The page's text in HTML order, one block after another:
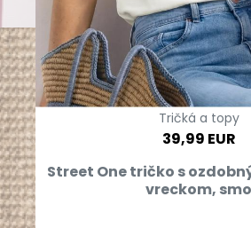
Tričká a topy
39,99 EUR
Street One tričko s
vreckom, smo